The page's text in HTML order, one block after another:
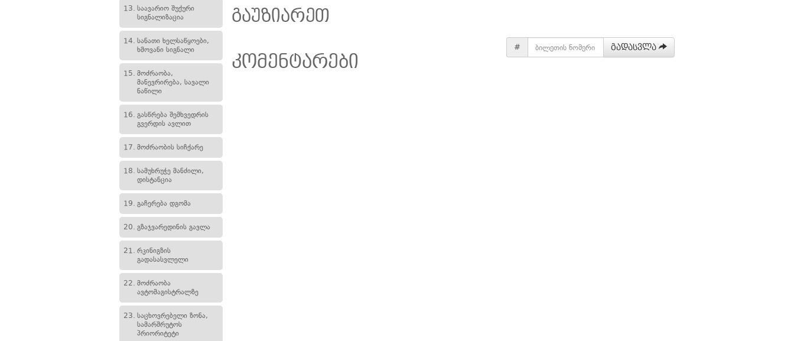
13. საავარიო შუქური
სიგნალიზაცია
14. სანათი ხელსაწყოები,
ხმოვანი სიგნალი
15. მოძრაობა,
მანევრირება, სავალი
ნაწილი
16. გასწრება შემხვედრის
გვერდის ავლით
17. მოძრაობის სიჩქარე
18. სამუხრუჭე მანძილი,
დისტანცია
19. გაჩერება დგომა
20. გზაჯვარედინის გავლა
21. რკინიგზის
გადასასვლელი
22. მოძრაობა
ავტომაგისტრალზე
23. საცხოვრებელი ზონა,
სამარშრუტოს
პრიორიტეტი
# გადასვლა
გაუზიარეთ
კომენტარები